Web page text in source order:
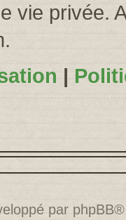
vie privée.
|
par phpBB®